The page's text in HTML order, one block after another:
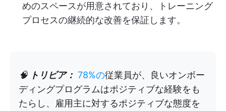
めのスペースが用意されており、トレーニング
プロセスの継続的な改善を保証します。
🧠トリビア： 78%の従業員が、良いオンボー
ディングプログラムはポジティブな経験をも
たらし、雇用主に対するポジティブな態度を